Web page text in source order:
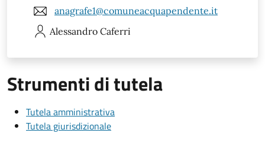
anagrafe1@comuneacquapendente.it
Alessandro Caferri
Strumenti di tutela
Tutela amministrativa
Tutela giurisdizionale